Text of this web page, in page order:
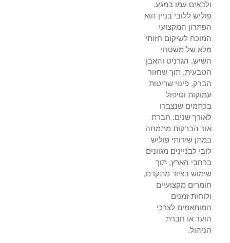
ולבאים עמו במגע.
פוליש ללובי בניין הוא
הפתרון המקצועי
המוכח לשיקום חזותי
מלא של משטחי
השיש, הגרניט והאבן
הטבעית, תוך שחזור
הברק, פינוי שריטות
עמוקות וטיפול
בכתמים שנצברו
לאורך שנים. חברת
אור הברקות מתמחה
במתן שירותי פוליש
לובי לבניינים מגוונים
ברחבי הארץ, תוך
שימוש בציוד מתקדם,
חומרים מקצועיים
ולוחות זמנים
המותאמים לצרכי
הועד או חברת
הניהול.